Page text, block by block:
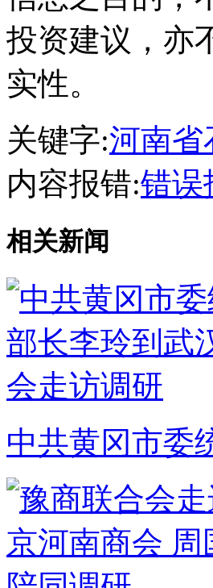
投资建议，亦
实性。
关键字:河南省
内容报错:错误
相关新闻
中共黄冈市委